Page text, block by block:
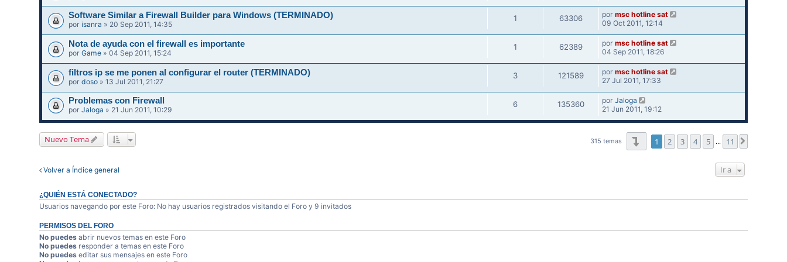
Software Similar a Firewall Builder para Windows (TERMINADO)
porisanra » 20 Sep 2011, 14:35
1 63306 por msc hotline sat
09 Oct 2011, 12:14
Nota de ayuda con el firewall es importante
porGame » 04 Sep 2011, 15:24
1 62389 por msc hotline sat
04 Sep 2011, 18:26
filtros ip se me ponen al configurar el router (TERMINADO)
pordoso » 13 Jul 2011, 21:27
3 121589 por msc hotline sat
27 Jul 2011, 17:33
Problemas con Firewall
porJaloga » 21 Jun 2011, 10:29
6 135360 por Jaloga
21 Jun 2011, 19:12
Nuevo Tema 315 temas Página1 de
1 2 3 4 5 … 11
Volver a Índice general Ir a
¿QUIÉN ESTÁ CONECTADO?
Usuarios navegando por este Foro: No hay usuarios registrados visitando el Foro y 9 invitados
PERMISOS DEL FORO
No puedes abrir nuevos temas en este Foro
No puedes responder a temas en este Foro
No puedes editar sus mensajes en este Foro